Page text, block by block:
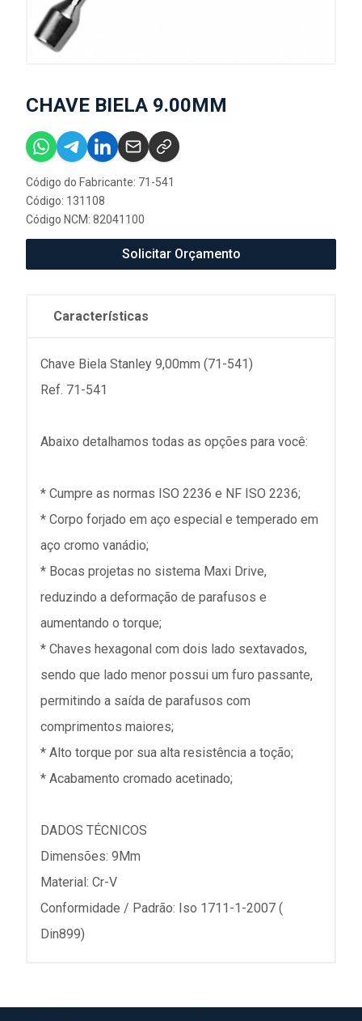
CHAVE BIELA 9.00MM
Código do Fabricante: 71-541
Código: 131108
Código NCM: 82041100
Solicitar Orçamento
Características
Chave Biela Stanley 9,00mm (71-541)
Ref. 71-541
Abaixo detalhamos todas as opções para você:
* Cumpre as normas ISO 2236 e NF ISO 2236;
* Corpo forjado em aço especial e temperado em
aço cromo vanádio;
* Bocas projetas no sistema Maxi Drive,
reduzindo a deformação de parafusos e
aumentando o torque;
* Chaves hexagonal com dois lado sextavados,
sendo que lado menor possui um furo passante,
permitindo a saída de parafusos com
comprimentos maiores;
* Alto torque por sua alta resistência a toção;
* Acabamento cromado acetinado;
DADOS TÉCNICOS
Dimensões: 9Mm
Material: Cr-V
Conformidade / Padrão: Iso 1711-1-2007 (
Din899)